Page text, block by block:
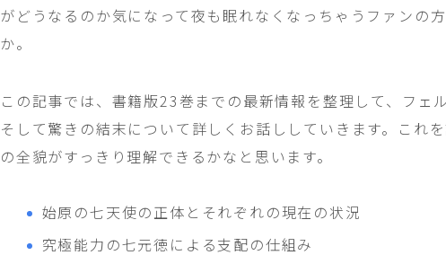
がどうなるのか気になって夜も眠れなくなっちゃうファンの
か。
この記事では、書籍版23巻までの最新情報を整理して、フェ
そして驚きの結末について詳しくお話ししていきます。これ
の全貌がすっきり理解できるかなと思います。
始原の七天使の正体とそれぞれの現在の状況
究極能力の七元徳による支配の仕組み